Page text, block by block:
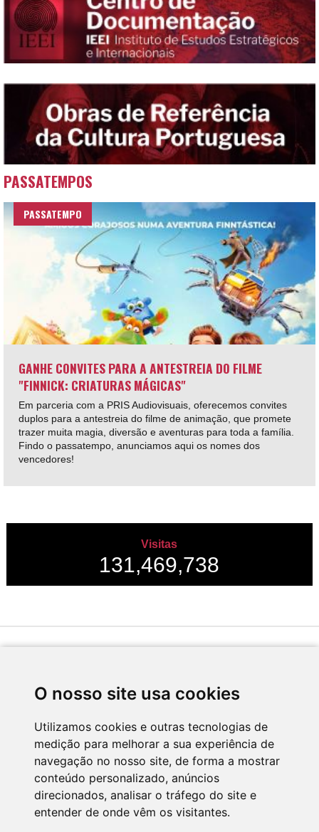
O nosso site usa cookies
Utilizamos cookies e outras tecnologias de
medição para melhorar a sua experiência de
navegação no nosso site, de forma a mostrar
conteúdo personalizado, anúncios
direcionados, analisar o tráfego do site e
entender de onde vêm os visitantes.
PASSATEMPOS
PASSATEMPO
GANHE CONVITES PARA A ANTESTREIA DO FILME
"FINNICK: CRIATURAS MÁGICAS"
Em parceria com a PRIS Audiovisuais, oferecemos convites
duplos para a antestreia do filme de animação, que promete
trazer muita magia, diversão e aventuras para toda a família.
Findo o passatempo, anunciamos aqui os nomes dos
vencedores!
Visitas
131,469,738